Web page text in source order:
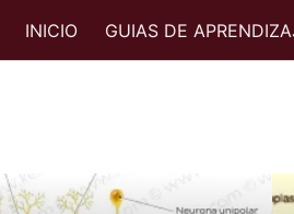
INICIO GUIAS DE